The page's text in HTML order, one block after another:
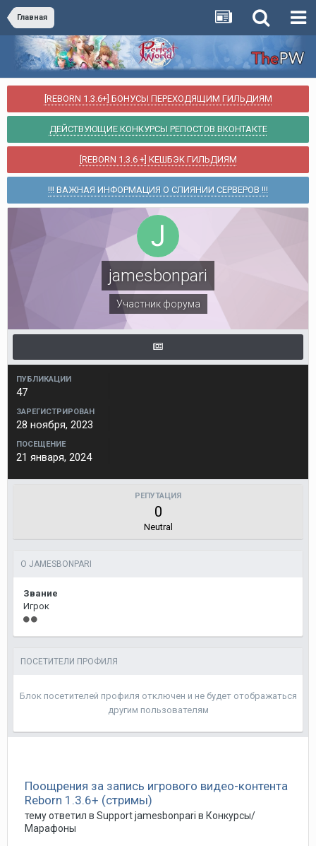
Главная
[REBORN 1.3.6+] БОНУСЫ ПЕРЕХОДЯЩИМ ГИЛЬДИЯМ
ДЕЙСТВУЮЩИЕ КОНКУРСЫ РЕПОСТОВ ВКОНТАКТЕ
[REBORN 1.3.6 +] КЕШБЭК ГИЛЬДИЯМ
!!! ВАЖНАЯ ИНФОРМАЦИЯ О СЛИЯНИИ СЕРВЕРОВ !!!
jamesbonpari
Участник форума
ПУБЛИКАЦИИ
47
ЗАРЕГИСТРИРОВАН
28 ноября, 2023
ПОСЕЩЕНИЕ
21 января, 2024
РЕПУТАЦИЯ
0
Neutral
О JAMESBONPARI
Звание
Игрок
ПОСЕТИТЕЛИ ПРОФИЛЯ
Блок посетителей профиля отключен и не будет отображаться
другим пользователям
Поощрения за запись игрового видео-контента
Reborn 1.3.6+ (стримы)
тему ответил в Supportjamesbonpari в Конкурсы/
Марафоны